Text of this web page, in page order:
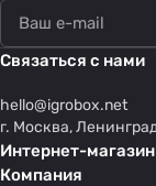
Связаться с нами
hello@igrobox.net
г. Москва,
Интернет-магазин
Компания